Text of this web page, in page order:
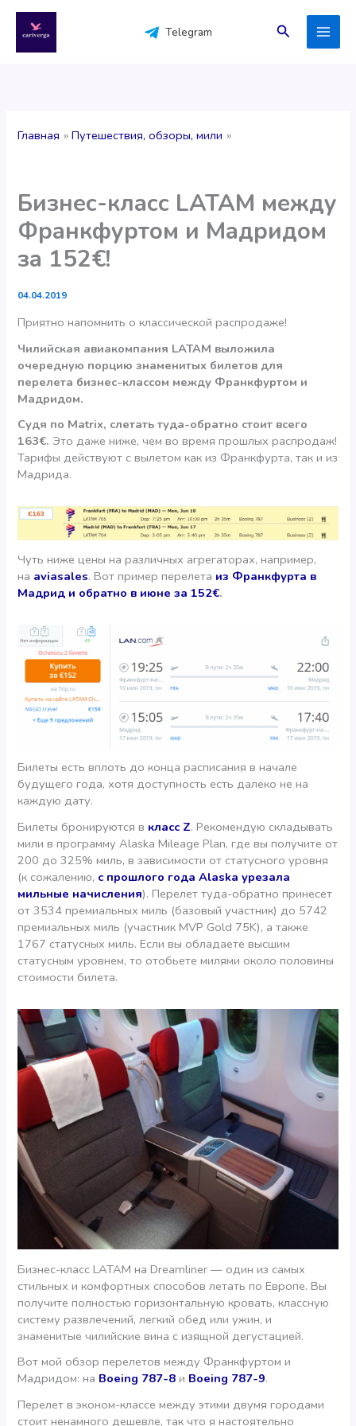
содержимому
Telegram Поиск
Главная Путешествия, обзоры, мили
Бизнес-класс LATAM между
Франкфуртом и Мадридом
за 152€!
04.04.2019
Приятно напомнить о классической распродаже!
Чилийская авиакомпания LATAM выложила
очередную порцию знаменитых билетов для
перелета бизнес-классом между Франкфуртом и
Мадридом.
Судя по Matrix, слетать туда-обратно стоит всего
163€. Это даже ниже, чем во время прошлых распродаж!
Тарифы действуют с вылетом как из Франкфурта, так и из
Мадрида.
Чуть ниже цены на различных агрегаторах, например,
на aviasales. Вот пример перелета из Франкфурта в
Мадрид и обратно в июне за 152€.
Билеты есть вплоть до конца расписания в начале
будущего года, хотя доступность есть далеко не на
каждую дату.
Билеты бронируются в класс Z. Рекомендую складывать
мили в программу Alaska Mileage Plan, где вы получите от
200 до 325% миль, в зависимости от статусного уровня
(к сожалению, с прошлого года Alaska урезала
мильные начисления). Перелет туда-обратно принесет
от 3534 премиальных миль (базовый участник) до 5742
премиальных миль (участник MVP Gold 75K), а также
1767 статусных миль. Если вы обладаете высшим
статусным уровнем, то отобьете милями около половины
стоимости билета.
Бизнес-класс LATAM на Dreamliner — один из самых
стильных и комфортных способов летать по Европе. Вы
получите полностью горизонтальную кровать, классную
систему развлечений, легкий обед или ужин, и
знаменитые чилийские вина с изящной дегустацией.
Вот мой обзор перелетов между Франкфуртом и
Мадридом: на Boeing 787-8 и Boeing 787-9.
Перелет в эконом-классе между этими двумя городами
стоит ненамного дешевле, так что я настоятельно